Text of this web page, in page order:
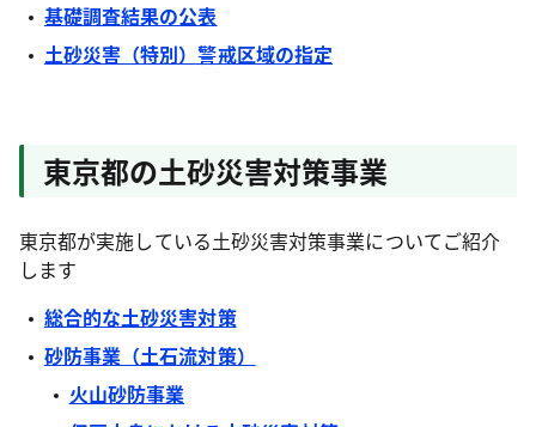
基礎調査結果の公表
土砂災害（特別）警戒区域の指定
東京都の土砂災害対策事業
東京都が実施している土砂災害対策事業についてご紹介
します
総合的な土砂災害対策
砂防事業（土石流対策）
火山砂防事業